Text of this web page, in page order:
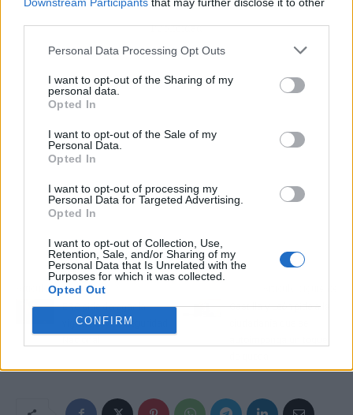
Personal Data Processing Opt Outs
I want to opt-out of the Sharing of my
personal data.
Opted In
I want to opt-out of the Sale of my
Personal Data.
Opted In
I want to opt-out of processing my
Personal Data for Targeted Advertising.
Opted In
I want to opt-out of Collection, Use,
Retention, Sale, and/or Sharing of my
Personal Data that Is Unrelated with the
Purposes for which it was collected.
Opted Out
CONFIRM
Publicidad
Artículo anterior
ERC pide derogar la
vigente Ley de Seguridad
Castilla y León pide a la